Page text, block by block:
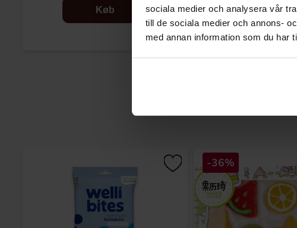
sociala medier och analysera vår
till de sociala medier och annons-
med annan information som du har
Køb Køb
-36%